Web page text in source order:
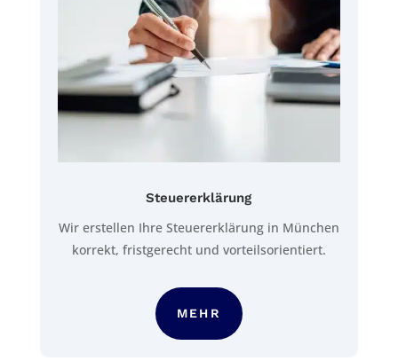
Steuererklärung
Wir erstellen Ihre Steuererklärung in München
korrekt, fristgerecht und vorteilsorientiert.
MEHR